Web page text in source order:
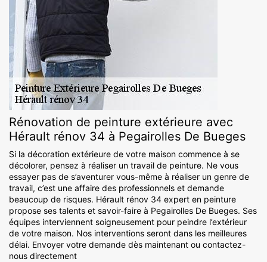
Rénovation de peinture extérieure avec
Hérault rénov 34 à Pegairolles De Bueges
Si la décoration extérieure de votre maison commence à se
décolorer, pensez à réaliser un travail de peinture. Ne vous
essayer pas de s’aventurer vous-même à réaliser un genre de
travail, c’est une affaire des professionnels et demande
beaucoup de risques. Hérault rénov 34 expert en peinture
propose ses talents et savoir-faire à Pegairolles De Bueges. Ses
équipes interviennent soigneusement pour peindre l’extérieur
de votre maison. Nos interventions seront dans les meilleures
délai. Envoyer votre demande dès maintenant ou contactez-
nous directement